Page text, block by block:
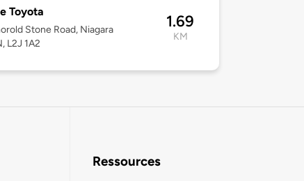
Toyota
Stone Road, Niagara
L2J 1A2
1.69
KM
Ressources